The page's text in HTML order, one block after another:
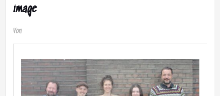
image
Von